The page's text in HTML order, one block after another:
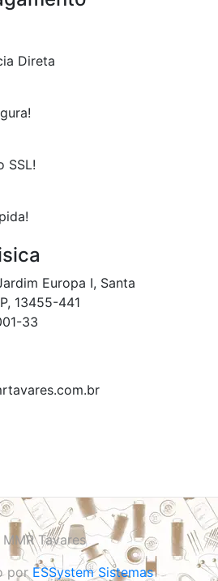
Direta
SSL!
Europa I, Santa
13455-441
33
Tavares
por ESSystem Sistemas